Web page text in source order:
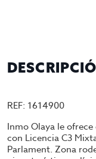
REF: 1614900
Inmo Olaya le ofrece
con Licencia C3
Parlament. Zona